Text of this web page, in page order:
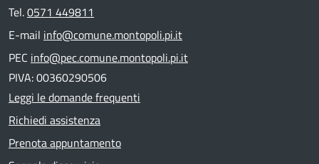
Tel.0571 449811
E-mail info@comune.montopoli.pi.it
PEC info@pec.comune.montopoli.pi.it
PIVA: 00360290506
Leggi le domande frequenti
Richiedi assistenza
Prenota appuntamento